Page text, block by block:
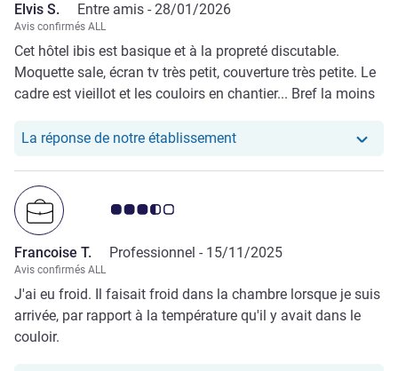
Elvis S. Entre amis - 28/01/2026
Avis confirmés ALL
Cet hôtel ibis est basique et à la propreté discutable.
Moquette sale, écran tv très petit, couverture très petite. Le
cadre est vieillot et les couloirs en chantier... Bref la moins
La réponse de notre établissementNotre hôtel a repondu au
Note Avis clients 3.5/5
Francoise T. Professionnel - 15/11/2025
Avis confirmés ALL
J'ai eu froid. Il faisait froid dans la chambre lorsque je suis
arrivée, par rapport à la température qu'il y avait dans le
couloir.